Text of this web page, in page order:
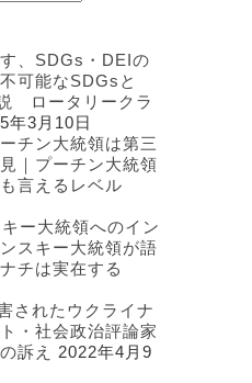
す、SDGs・DEIの
可能なSDGsと
ロータリークラ
年3月10日
チン大統領は第三
｜プーチン大統領
言えるレベル
ー大統領へのイン
スキー大統領が語
チは実在する
されたウクライナ
・社会政治評論家
訴え
2022年4月9